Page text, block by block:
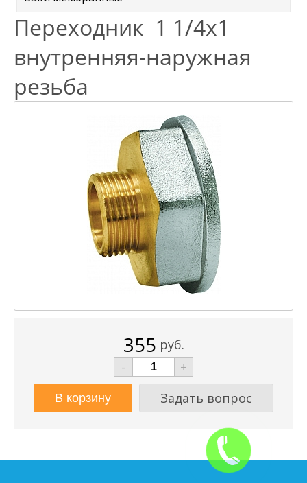
Переходник 1 1/4х1
внутренняя-наружная
резьба
355 руб.
-
+
Задать вопрос